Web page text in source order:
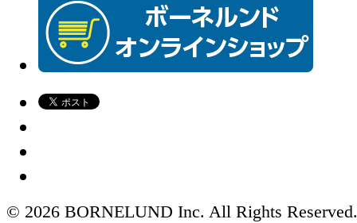
© 2026 BORNELUND Inc. All Rights Reserved.